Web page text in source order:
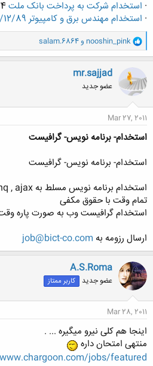
· استخدام شرکت به پرداخت بانک ملت
· استخدام مهندس برق و کامپیوتر 24/12/89
و
ا
ک
ن
ش
ه
ا
nooshin_pink وsalam.6864
mr.sajjad
عضو جدید
Mar 27, 2011
استخدام- برنامه نویس- گرافیست
استخدام- برنامه نویس- گرافیست
تمام وقت با حقوق مکفی
استخدام گرافیست وب به صورت پاره
ارسال رزومه به job@bict-co.com
A.S.Roma
عضو جدید کاربر ممتاز
Mar 28, 2011
اینجا هم کلی نیرو میگیره ... .
منتهی امتحان داره
jobs/featured